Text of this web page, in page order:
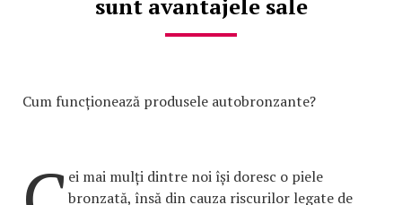
sunt avantajele sale
Cum funcționează produsele autobronzante?
ei mai mulți dintre noi își doresc o piele
bronzată, însă din cauza riscurilor legate de